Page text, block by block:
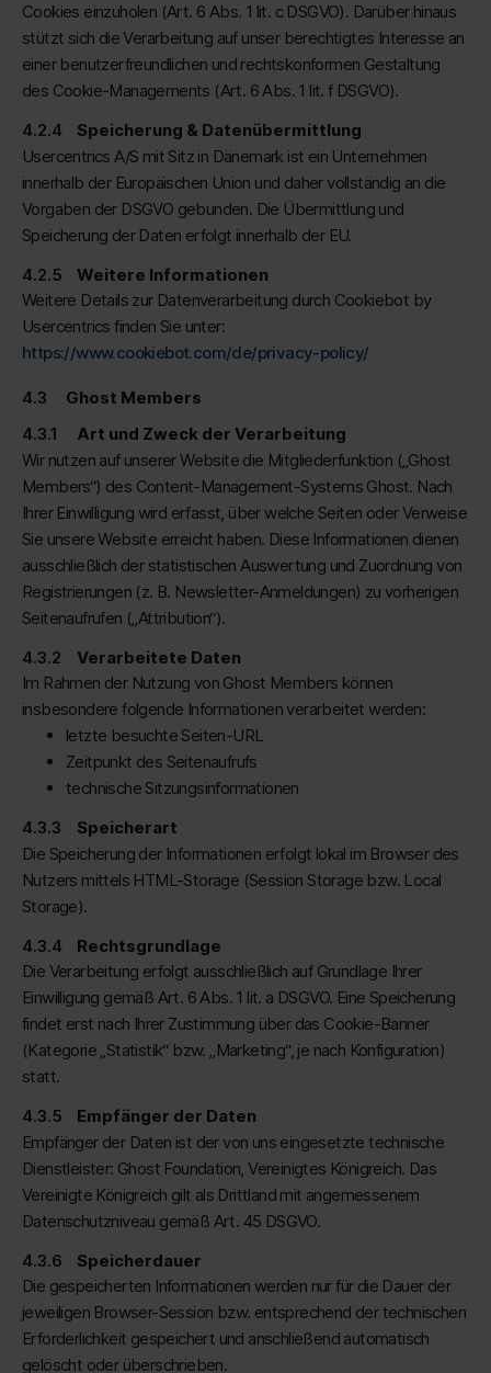
Cookies einzuholen (Art. 6 Abs. 1 lit. c DSGVO). Darüber hinaus
stützt sich die Verarbeitung auf unser berechtigtes Interesse an
einer benutzerfreundlichen und rechtskonformen Gestaltung
des Cookie-Managements (Art. 6 Abs. 1 lit. f DSGVO).
Speicherung & Datenübermittlung
Usercentrics A/S mit Sitz in Dänemark ist ein Unternehmen
innerhalb der Europäischen Union und daher vollständig an die
Vorgaben der DSGVO gebunden. Die Übermittlung und
Speicherung der Daten erfolgt innerhalb der EU.
Weitere Informationen
Weitere Details zur Datenverarbeitung durch Cookiebot by
Usercentrics finden Sie unter:
https://www.cookiebot.com/de/privacy-policy/
Ghost Members
Art und Zweck der Verarbeitung
Wir nutzen auf unserer Website die Mitgliederfunktion („Ghost
Members“) des Content-Management-Systems Ghost. Nach
Ihrer Einwilligung wird erfasst, über welche Seiten oder Verweise
Sie unsere Website erreicht haben. Diese Informationen dienen
ausschließlich der statistischen Auswertung und Zuordnung von
Registrierungen (z. B. Newsletter-Anmeldungen) zu vorherigen
Seitenaufrufen („Attribution“).
Verarbeitete Daten
Im Rahmen der Nutzung von Ghost Members können
insbesondere folgende Informationen verarbeitet werden:
letzte besuchte Seiten-URL
Zeitpunkt des Seitenaufrufs
technische Sitzungsinformationen
Speicherart
Die Speicherung der Informationen erfolgt lokal im Browser des
Nutzers mittels HTML-Storage (Session Storage bzw. Local
Storage).
Rechtsgrundlage
Die Verarbeitung erfolgt ausschließlich auf Grundlage Ihrer
Einwilligung gemäß Art. 6 Abs. 1 lit. a DSGVO. Eine Speicherung
findet erst nach Ihrer Zustimmung über das Cookie-Banner
(Kategorie „Statistik“ bzw. „Marketing“, je nach Konfiguration)
statt.
Empfänger der Daten
Empfänger der Daten ist der von uns eingesetzte technische
Dienstleister: Ghost Foundation, Vereinigtes Königreich. Das
Vereinigte Königreich gilt als Drittland mit angemessenem
Datenschutzniveau gemäß Art. 45 DSGVO.
Speicherdauer
Die gespeicherten Informationen werden nur für die Dauer der
jeweiligen Browser-Session bzw. entsprechend der technischen
Erforderlichkeit gespeichert und anschließend automatisch
gelöscht oder überschrieben.